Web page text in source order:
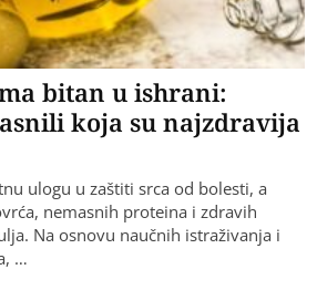
bitan u ishrani:
koja su najzdravija
ulogu u zaštiti srca od bolesti, a
nemasnih proteina i zdravih
Na osnovu naučnih istraživanja i
…